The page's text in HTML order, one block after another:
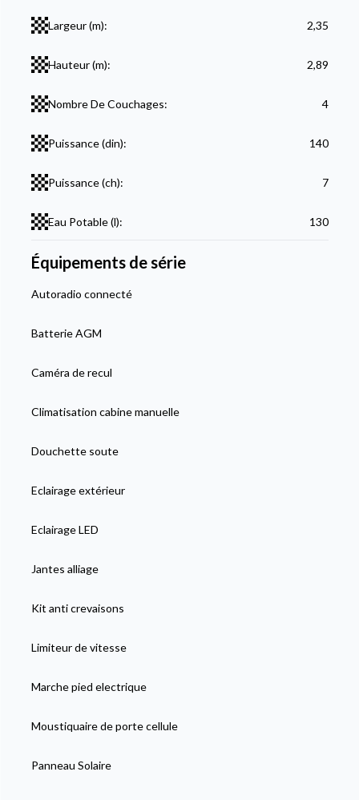
Largeur (m): 2,35
Hauteur (m): 2,89
Nombre De Couchages: 4
Puissance (din): 140
Puissance (ch): 7
Eau Potable (l): 130
Équipements de série
Autoradio connecté
Batterie AGM
Caméra de recul
Climatisation cabine manuelle
Douchette soute
Eclairage extérieur
Eclairage LED
Jantes alliage
Kit anti crevaisons
Limiteur de vitesse
Marche pied electrique
Moustiquaire de porte cellule
Panneau Solaire